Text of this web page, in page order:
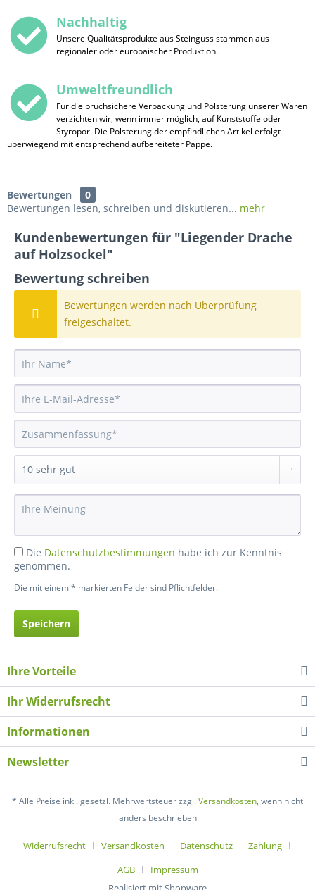
Nachhaltig
Unsere Qualitätsprodukte aus Steinguss stammen aus
regionaler oder europäischer Produktion.
Umweltfreundlich
Für die bruchsichere Verpackung und Polsterung unserer Waren
verzichten wir, wenn immer möglich, auf Kunststoffe oder
Styropor. Die Polsterung der empfindlichen Artikel erfolgt
überwiegend mit entsprechend aufbereiteter Pappe.
Bewertungen
0
Bewertungen lesen, schreiben und diskutieren... mehr
Kundenbewertungen für "Liegender Drache
auf Holzsockel"
Bewertung schreiben
Bewertungen werden nach Überprüfung
freigeschaltet.
Die Datenschutzbestimmungen habe ich zur Kenntnis
genommen.
Die mit einem * markierten Felder sind Pflichtfelder.
Speichern
Ihre Vorteile
Ihr Widerrufsrecht
Informationen
Newsletter
* Alle Preise inkl. gesetzl. Mehrwertsteuer zzgl.Versandkosten, wenn nicht
anders beschrieben
Widerrufsrecht Versandkosten Datenschutz
Zahlung
AGB
Impressum